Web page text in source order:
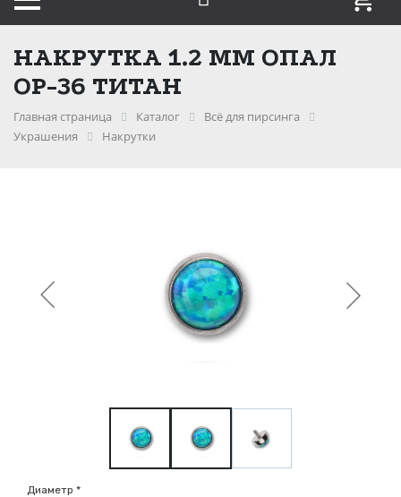
НАКРУТКА 1.2 ММ ОПАЛ
ОР-36 ТИТАН
Главная страница Каталог
Всё для пирсинга
Украшения
Накрутки
Диаметр *